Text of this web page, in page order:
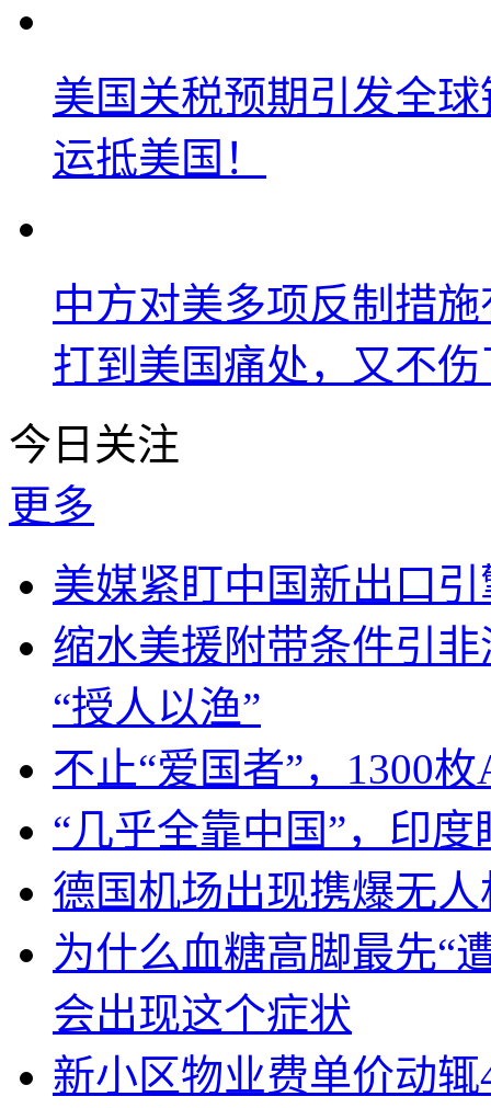
美国关税预期引发全
运抵美国！
中方对美多项反制措
打到美国痛处，又不
今日关注
更多
美媒紧盯中国新出口
缩水美援附带条件引
“授人以渔”
不止“爱国者”，1300
“几乎全靠中国”，印
德国机场出现携爆无
为什么血糖高脚最先“
会出现这个症状
新小区物业费单价动